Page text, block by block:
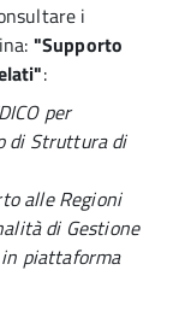
i
"Supporto
:
per
di Struttura di
alle Regioni
di Gestione
piattaforma